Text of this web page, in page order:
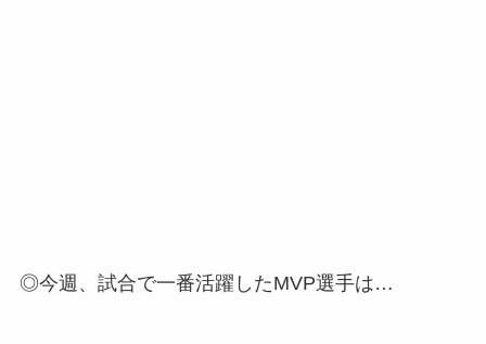
◎今週、試合で一番活躍したMVP選手は…